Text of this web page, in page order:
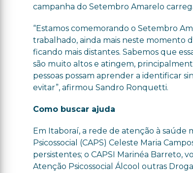
campanha do Setembro Amarelo
“Estamos comemorando o Setembro
trabalhado, ainda mais neste momento
ficando mais distantes. Sabemos que
são muito altos e atingem,
pessoas possam aprender a identificar
evitar”, afirmou Sandro Ronquetti.
Como buscar ajuda
Em Itaboraí, a rede de atenção à saúde
Psicossocial (CAPS) Celeste Maria
persistentes; o CAPSI Marinéa Barreto,
Atenção Psicossocial Álcool outras